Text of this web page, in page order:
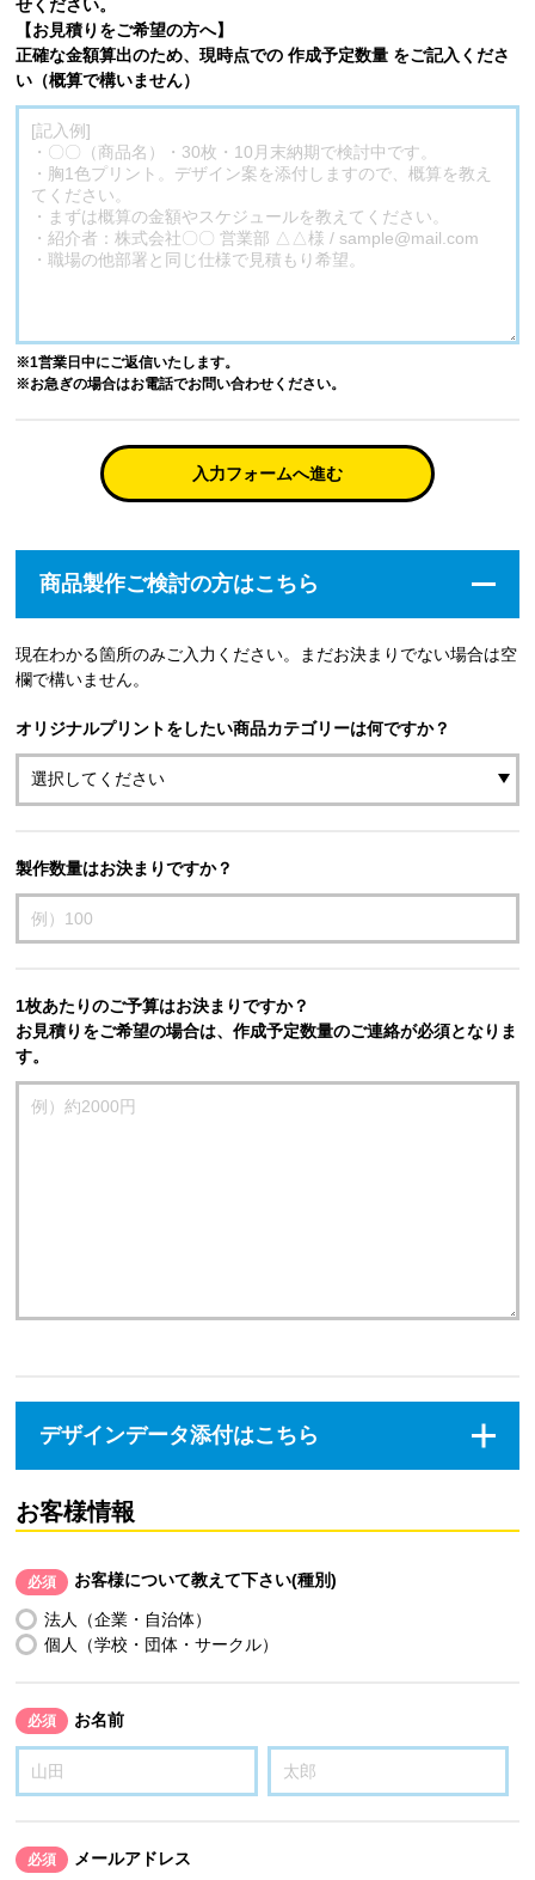
せください。
【お見積りをご希望の方へ】
正確な金額算出のため、現時点での 作成予定数量 をご記入くださ
い（概算で構いません）
※1営業日中にご返信いたします。
※お急ぎの場合はお電話でお問い合わせください。
入力フォームへ進む
商品製作ご検討の方はこちら
現在わかる箇所のみご入力ください。まだお決まりでない場合は空
欄で構いません。
オリジナルプリントをしたい商品カテゴリーは何ですか？
製作数量はお決まりですか？
1枚あたりのご予算はお決まりですか？
お見積りをご希望の場合は、作成予定数量のご連絡が必須となりま
す。
デザインデータ添付はこちら
お客様情報
必須 お客様について教えて下さい(種別)
法人（企業・自治体）
個人（学校・団体・サークル）
必須 お名前
必須 メールアドレス